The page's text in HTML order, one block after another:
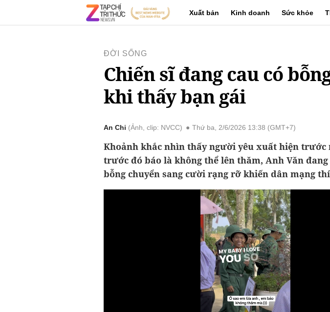
Xuất bản Kinh doanh Sức khỏe
ĐỜI SỐNG
Chiến sĩ đang cau có
khi thấy bạn gái
An Chi Ảnh, clip: NVCC Thứ ba, 2/6/2026 13:38 (GMT+7)
Khoảnh khắc nhìn thấy người yêu xuất hiện trước
trước đó báo là không thể lên thăm, Anh Văn
bỗng chuyển sang cười rạng rỡ khiến dân mạng